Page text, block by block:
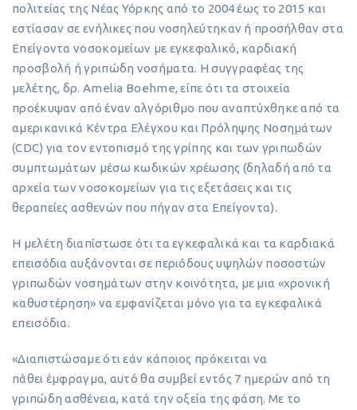
πολιτείας της Νέας Υόρκης από το 2004 έως το 2015 και
εστίασαν σε ενήλικες που νοσηλεύτηκαν ή προσήλθαν στα
Επείγοντα νοσοκομείων με εγκεφαλικό, καρδιακή
προσβολή ή γριπώδη νοσήματα. Η συγγραφέας της
μελέτης, δρ. Amelia Boehme, είπε ότι τα στοιχεία
προέκυψαν από έναν αλγόριθμο που αναπτύχθηκε από τα
αμερικανικά Κέντρα Ελέγχου και Πρόληψης Νοσημάτων
(CDC) για τον εντοπισμό της γρίπης και των γριπωδών
συμπτωμάτων μέσω κωδικών χρέωσης (δηλαδή από τα
αρχεία των νοσοκομείων για τις εξετάσεις και τις
θεραπείες ασθενών που πήγαν στα Επείγοντα).
Η μελέτη διαπίστωσε ότι τα εγκεφαλικά και τα καρδιακά
επεισόδια αυξάνονται σε περιόδους υψηλών ποσοστών
γριπωδών νοσημάτων στην κοινότητα, με μια «χρονική
καθυστέρηση» να εμφανίζεται μόνο για τα εγκεφαλικά
επεισόδια.
«Διαπιστώσαμε ότι εάν κάποιος πρόκειται να
πάθει έμφραγμα, αυτό θα συμβεί εντός 7 ημερών από τη
γριπώδη ασθένεια, κατά την οξεία της φάση. Με το